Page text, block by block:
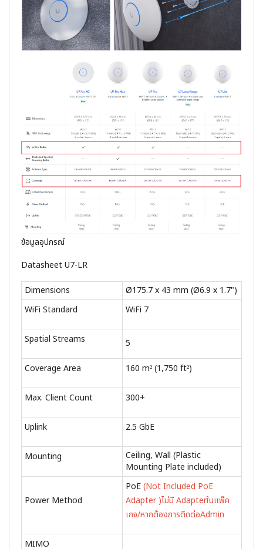
ข้อมูลอุปกรณ์
Datasheet U7-LR
Dimensions
Ø175.7 x 43 mm (Ø6.9 x 1.7")
WiFi Standard
WiFi 7
Spatial Streams 5
Coverage Area 160 m² (1,750 ft²)
Max. Client Count 300+
Uplink 2.5 GbE
Mounting
Ceiling, Wall (Plastic
Mounting Plate included)
Power Method
PoE(Not Included PoE
Adapter )ไม่มี Adapterในแพ๊ค
เกจ/หากต้องการติดต่อAdmin
MIMO